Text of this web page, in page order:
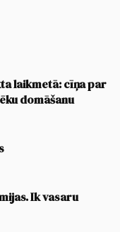
laikmetā: cīņa par
domāšanu
Ik vasaru